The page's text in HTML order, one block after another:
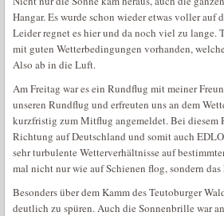
Hangar. Es wurde schon wieder etwas voller
Leider regnet es hier und da noch viel zu lange.
mit guten Wetterbedingungen vorhanden,
Also ab in die Luft.
Am Freitag war es ein Rundflug mit meiner
unseren Rundflug und erfreuten uns an dem
kurzfristig zum Mitflug angemeldet. Bei diesem
Richtung auf Deutschland und somit auch
sehr turbulente Wetterverhältnisse auf
mal nicht nur wie auf Schienen flog, sondern
Besonders über dem Kamm des Teutoburger
deutlich zu spüren. Auch die Sonnenbrille war